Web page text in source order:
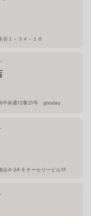
谷１－３４－１６
中央通12番31号 gooday
台4-24-5 ナーセリービル1F